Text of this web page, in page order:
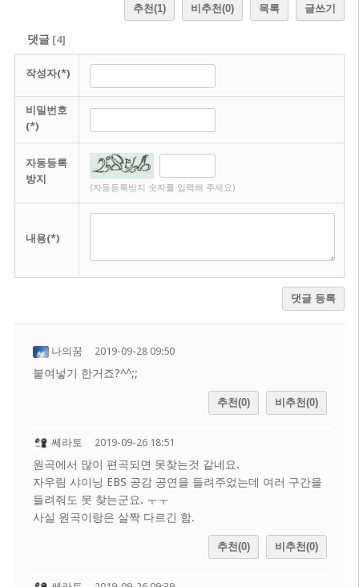
추천(1) 비추천(0) 목록 글쓰기
댓글[4]
작성자(*)
비밀번호
(*)
자동등록
방지
(자동등록방지 숫자를 입력해 주세요)
내용(*)
댓글 등록
나의꿈 2019-09-28 09:50
붙여넣기 한거죠?^^;;
추천(0) 비추천(0)
쎄라토 2019-09-26 18:51
원곡에서 많이 편곡되면 못찾는것 같네요.
자우림 샤이닝 EBS 공감 공연을 들려주었는데 여러 구간을
들려줘도 못 찾는군요. ㅜㅜ
사실 원곡이랑은 살짝 다르긴 함.
추천(0) 비추천(0)